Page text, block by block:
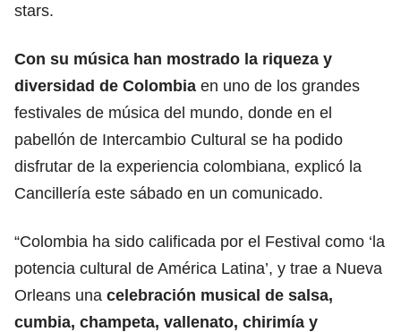
stars.
Con su música han mostrado la riqueza y
diversidad de Colombia en uno de los grandes
festivales de música del mundo, donde en el
pabellón de Intercambio Cultural se ha podido
disfrutar de la experiencia colombiana, explicó la
Cancillería este sábado en un comunicado.
“Colombia ha sido calificada por el Festival como ‘la
potencia cultural de América Latina’, y trae a Nueva
Orleans una celebración musical de salsa,
cumbia, champeta, vallenato, chirimía y